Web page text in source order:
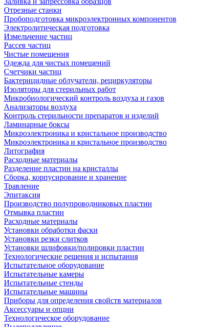
Отрезные станки
Пробоподготовка микроэлектронных компонентов
Электролитическая подготовка
Измельчение частиц
Рассев частиц
Чистые помещения
Одежда для чистых помещений
Счетчики частиц
Бактерицидные облучатели, рециркуляторы
Изоляторы для стерильных работ
Микробиологический контроль воздуха и газов
Анализаторы воздуха
Контроль стерильности препаратов и изделий
Ламинарные боксы
Микроэлектроника и кристальное производство
Микроэлектроника и кристальное производство
Литография
Расходные материалы
Разделение пластин на кристаллы
Сборка, корпусирование и хранение
Травление
Эпитаксия
Производство полупроводниковых пластин
Отмывка пластин
Расходные материалы
Установки обработки фаски
Установки резки слитков
Установки шлифовки/полировки пластин
Технологические решения и испытания
Испытательное оборудование
Испытательные камеры
Испытательные стенды
Испытательные машины
Приборы для определения свойств материалов
Аксессуары и опции
Технологическое оборудование